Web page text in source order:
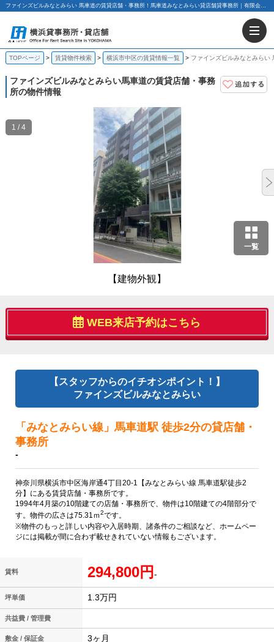
ファインズビルみなとみらい 馬車道の賃貸店舗・事務所！馬車道みなとみらい貸店舗貸事務所｜有限会社G.Aホーム
TOPページ 賃貸物件検索 横浜市中区の賃貸情報一覧 ファインズビルみなとみらい
ファインズビルみなとみらい馬車道の賃貸店舗・事務
所の物件情報
一覧
【建物外観】
1 / 4
WEB来店予約はこちら
【スタッフからのイチオシポイント！】
ファインズビルみなとみらい
「みなとみらい線」馬車道駅 徒歩2分の貸店舗・
事務所
-
神奈川県横浜市中区海岸通4丁目20-1【みなとみらい線 馬車道駅徒歩2
分】にある賃貸店舗・事務所です。
1994年4月築の10階建ての店舗・事務所で、物件は10階建ての4階部分で
す。物件の広さは75.31ｍ2です。
※物件のもっと詳しい内容や入居時期、諸条件のご相談など、ホームペー
ジには掲載が間に合わず載せきれていない情報もございます。
賃料 294,800円 -
坪単価 1.3万円
共益費 / 管理費
敷金 / 保証金 3ヶ月